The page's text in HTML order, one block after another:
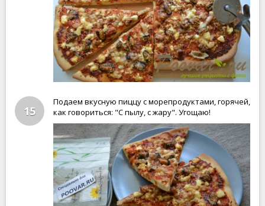
15
Подаем вкусную пиццу с морепродуктами, горячей,
как говориться: "С пылу, с жару". Угощаю!